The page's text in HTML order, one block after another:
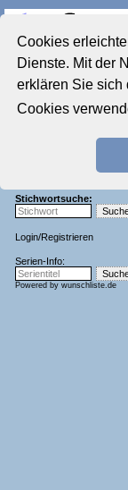
Cookies
Dienste. Mit der
erklären Sie sich
Cookies
Startseite
Aktuelles Forum
Film-Forum
Zeichentrick-Forum
Stichwortsuche:
Login/Registrieren
Serien-Info:
Powered by wunschliste.de